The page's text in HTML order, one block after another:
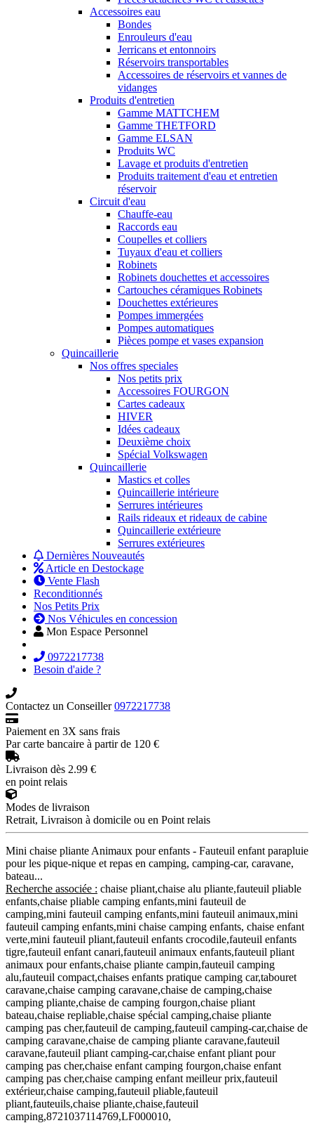
Accessoires eau
Bondes
Enrouleurs d'eau
Jerricans et entonnoirs
Réservoirs transportables
Accessoires de réservoirs et vannes de
vidanges
Produits d'entretien
Gamme MATTCHEM
Gamme THETFORD
Gamme ELSAN
Produits WC
Lavage et produits d'entretien
Produits traitement d'eau et entretien
réservoir
Circuit d'eau
Chauffe-eau
Raccords eau
Coupelles et colliers
Tuyaux d'eau et colliers
Robinets
Robinets douchettes et accessoires
Cartouches céramiques Robinets
Douchettes extérieures
Pompes immergées
Pompes automatiques
Pièces pompe et vases expansion
Quincaillerie
Nos offres speciales
Nos petits prix
Accessoires FOURGON
Cartes cadeaux
HIVER
Idées cadeaux
Deuxième choix
Spécial Volkswagen
Quincaillerie
Mastics et colles
Quincaillerie intérieure
Serrures intérieures
Rails rideaux et rideaux de cabine
Quincaillerie extérieure
Serrures extérieures
Dernières Nouveautés
Article en Destockage
Vente Flash
Reconditionnés
Nos Petits Prix
Nos Véhicules en concession
Mon Espace Personnel
0972217738
Besoin d'aide ?
Contactez un Conseiller0972217738
Paiement en 3X sans frais
Par carte bancaire à partir de 120 €
Livraison dès 2.99 €
en point relais
Modes de livraison
Retrait, Livraison à domicile ou en Point relais
Mini chaise pliante Animaux pour enfants - Fauteuil enfant parapluie
pour les pique-nique et repas en camping, camping-car, caravane,
bateau...
Recherche associée : chaise pliant,chaise alu pliante,fauteuil pliable
enfants,chaise pliable camping enfants,mini fauteuil de
camping,mini fauteuil camping enfants,mini fauteuil animaux,mini
fauteuil camping enfants,mini chaise camping enfants, chaise enfant
verte,mini fauteuil pliant,fauteuil enfants crocodile,fauteuil enfants
tigre,fauteuil enfant canari,fauteuil animaux enfants,fauteuil pliant
animaux pour enfants,chaise pliante campin,fauteuil camping
alu,fauteuil compact,chaises enfants pratique camping car,tabouret
caravane,chaise camping caravane,chaise de camping,chaise
camping pliante,chaise de camping fourgon,chaise pliant
bateau,chaise repliable,chaise spécial camping,chaise pliante
camping pas cher,fauteuil de camping,fauteuil camping-car,chaise de
camping caravane,chaise de camping pliante caravane,fauteuil
caravane,fauteuil pliant camping-car,chaise enfant pliant pour
camping pas cher,chaise enfant camping fourgon,chaise enfant
camping pas cher,chaise camping enfant meilleur prix,fauteuil
extérieur,chaise camping,fauteuil pliable,fauteuil
pliant,fauteuils,chaise pliante,chaise,fauteuil
camping,8721037114769,LF000010,